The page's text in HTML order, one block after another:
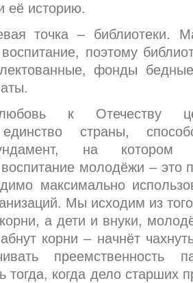
её историю.
точка – библиотеки.
воспитание, поэтому
фонды
к Отечеству
единство страны,
на котором
воспитание молодёжи –
максимально
Мы исходим из
а дети и внуки,
корни – начнёт
преемственность
тогда, когда дело старших